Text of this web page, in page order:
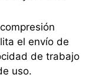
el envío de
de trabajo
uso.